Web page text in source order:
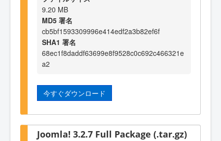
9.20 MB
MD5 署名
cb5bf1593309996e414edf2a3b82ef6f
SHA1 署名
68ec1f8daddf63699e8f9528c0c692c466321e
a2
今すぐダウンロード
Joomla! 3.2.7 Full Package (.tar.gz)